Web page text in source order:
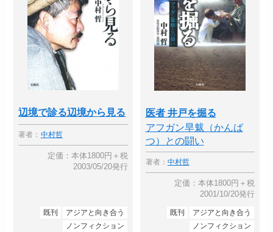
辺境で診る辺境から見る
著者： 中村哲
定価：本体1800円＋税
2003/05/20発行
既刊
アジアと向き合う
ノンフィクション
医者 井戸を掘る
アフガン旱魃（かんば
つ）との闘い
著者： 中村哲
定価：本体1800円＋税
2001/10/20発行
既刊
アジアと向き合う
ノンフィクション